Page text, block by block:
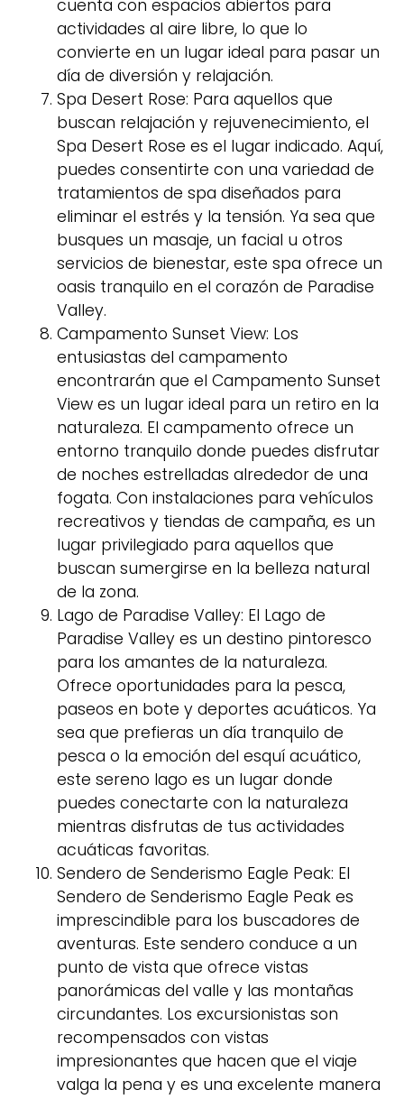
cuenta con espacios abiertos para
actividades al aire libre, lo que lo
convierte en un lugar ideal para pasar un
día de diversión y relajación.
Spa Desert Rose: Para aquellos que
buscan relajación y rejuvenecimiento, el
Spa Desert Rose es el lugar indicado. Aquí,
puedes consentirte con una variedad de
tratamientos de spa diseñados para
eliminar el estrés y la tensión. Ya sea que
busques un masaje, un facial u otros
servicios de bienestar, este spa ofrece un
oasis tranquilo en el corazón de Paradise
Valley.
Campamento Sunset View: Los
entusiastas del campamento
encontrarán que el Campamento Sunset
View es un lugar ideal para un retiro en la
naturaleza. El campamento ofrece un
entorno tranquilo donde puedes disfrutar
de noches estrelladas alrededor de una
fogata. Con instalaciones para vehículos
recreativos y tiendas de campaña, es un
lugar privilegiado para aquellos que
buscan sumergirse en la belleza natural
de la zona.
Lago de Paradise Valley: El Lago de
Paradise Valley es un destino pintoresco
para los amantes de la naturaleza.
Ofrece oportunidades para la pesca,
paseos en bote y deportes acuáticos. Ya
sea que prefieras un día tranquilo de
pesca o la emoción del esquí acuático,
este sereno lago es un lugar donde
puedes conectarte con la naturaleza
mientras disfrutas de tus actividades
acuáticas favoritas.
Sendero de Senderismo Eagle Peak: El
Sendero de Senderismo Eagle Peak es
imprescindible para los buscadores de
aventuras. Este sendero conduce a un
punto de vista que ofrece vistas
panorámicas del valle y las montañas
circundantes. Los excursionistas son
recompensados con vistas
impresionantes que hacen que el viaje
valga la pena y es una excelente manera